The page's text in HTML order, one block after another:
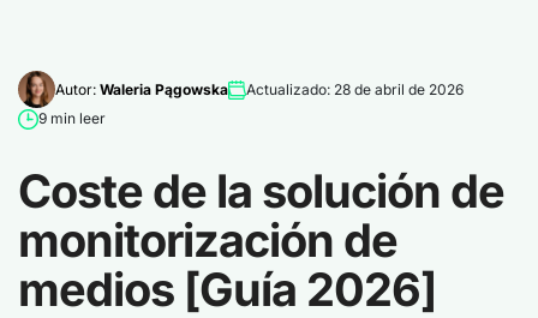
Autor: Waleria Pągowska
Actualizado: 28 de abril de 2026
9 min leer
Coste de la solución de
monitorización de
medios [Guía 2026]